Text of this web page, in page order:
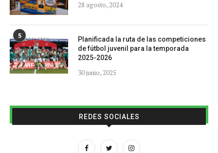
28 agosto, 2024
5
Planificada la ruta de las competiciones
de fútbol juvenil para la temporada
2025-2026
30 junio, 2025
REDES SOCIALES